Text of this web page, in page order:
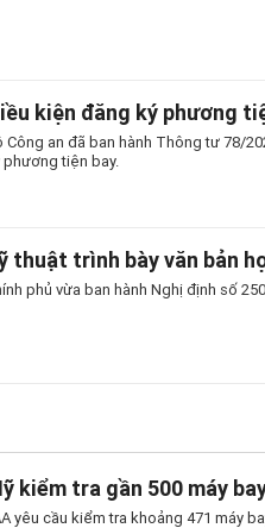
kiện đăng ký phương
Công an đã ban hành Thông tư 78/
phương tiện bay.
thuật trình bày văn bản
phủ vừa ban hành Nghị định số
kiểm tra gần 500 máy
yêu cầu kiểm tra khoảng 471 máy